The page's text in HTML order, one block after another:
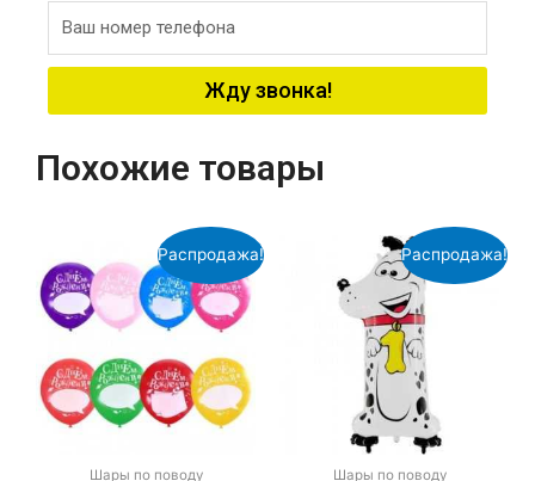
Жду звонка!
Похожие товары
Распродажа!
Шары по поводу
Распродажа!
Шары по поводу